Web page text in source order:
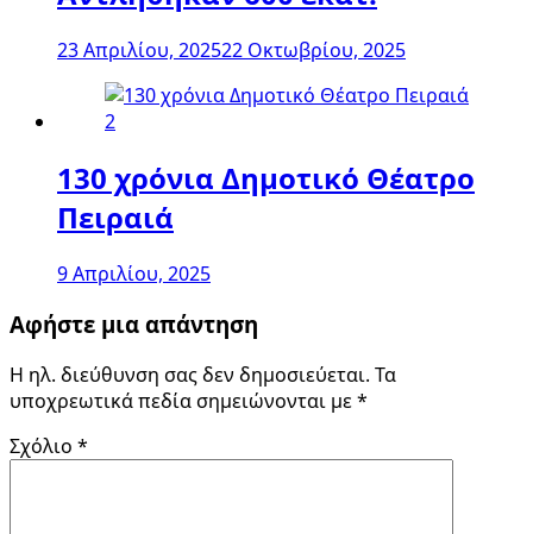
23 Απριλίου, 202522 Οκτωβρίου, 2025
130 χρόνια Δημοτικό Θέατρο
Πειραιά
9 Απριλίου, 2025
Αφήστε μια απάντηση
Η ηλ. διεύθυνση σας δεν δημοσιεύεται. Τα
υποχρεωτικά πεδία σημειώνονται με*
Σχόλιο *